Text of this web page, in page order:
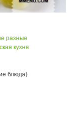
разные
кухня
блюда)